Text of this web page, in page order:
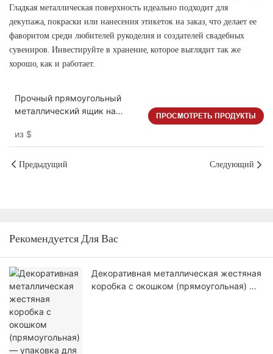
Гладкая металлическая поверхность идеально подходит для
декупажа, покраски или нанесения этикеток на заказ, что делает ее
фаворитом среди любителей рукоделия и создателей свадебных
сувениров. Инвестируйте в хранение, которое выглядит так же
хорошо, как и работает.
Прочный прямоугольный
металлический ящик на
Портативный кейс для
организации пространства.
из $
ПРОСМОТРЕТЬ ПРОДУКТЫ
Предыдущий Следующий
Рекомендуется Для Вас
Декоративная металлическая жестяная
коробка с окошком (прямоугольная) —